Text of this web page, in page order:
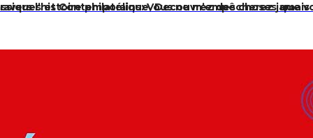
l’histoire philatélique, Decouvrez des choses que
et Contemporains: Vous ne m’empêcherez